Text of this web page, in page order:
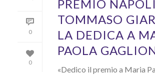
0
0
PREMIO
TOMMASO
LA DEDICA A
PAOLA
«Dedico il premio a Maria